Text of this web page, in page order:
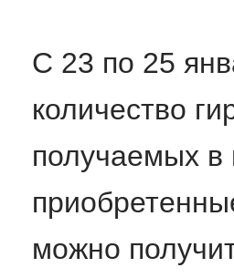
С 23 по 25
количество
получаемых в
можно